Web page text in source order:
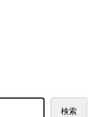
検索